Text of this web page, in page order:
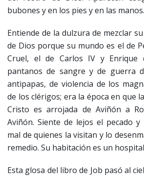
bubones y en los pies y en las manos.
Entiende de la dulzura de mezclar
de Dios porque su mundo es el de
Cruel, el de Carlos IV y Enrique
pantanos de sangre y de guerra
antipapas, de violencia de los
de los clérigos; era la época en que
Cristo es arrojada de Aviñón a
Aviñón. Siente de lejos el pecado y
mal de quienes la visitan y lo
remedio. Su habitación es un
Esta glosa del libro de Job pasó al